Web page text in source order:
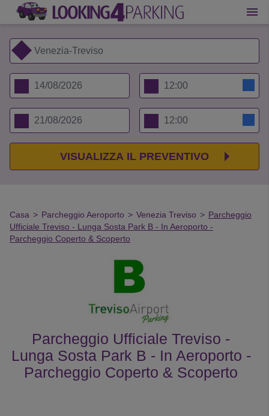
Casa > Parcheggio Aeroporto > Venezia Treviso > Parcheggio
Ufficiale Treviso - Lunga Sosta Park B - In Aeroporto -
Parcheggio Coperto & Scoperto
Parcheggio Ufficiale Treviso -
Lunga Sosta Park B - In Aeroporto -
Parcheggio Coperto & Scoperto
VISUALIZZA IL PREVENTIVO